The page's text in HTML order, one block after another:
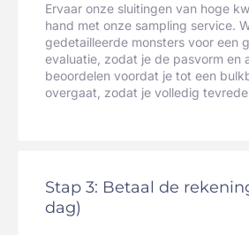
Ervaar onze sluitingen van hoge
hand met onze sampling service.
gedetailleerde monsters voor een
evaluatie, zodat je de pasvorm en
beoordelen voordat je tot een
overgaat, zodat je volledig
Stap 3: Betaal de
dag)